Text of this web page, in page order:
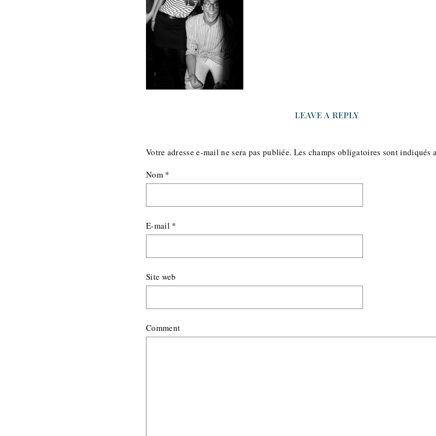
LEAVE A REPLY
Votre adresse e-mail ne sera pas publiée. Les champs obligatoires sont indiqués
Nom *
E-mail *
Site web
Comment